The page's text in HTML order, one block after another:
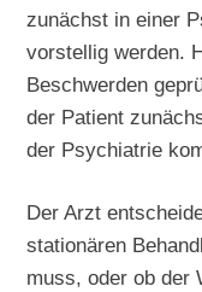
zunächst in einer
vorstellig werden.
Beschwerden
der Patient
der Psychiatrie
Der Arzt
stationären
muss, oder ob der